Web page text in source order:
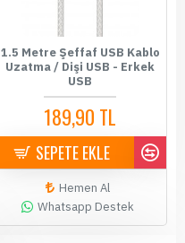
1.5 Metre Şeffaf USB Kablo
Uzatma / Dişi USB - Erkek
USB
189,90 TL
SEPETE EKLE
Hemen Al
Whatsapp Destek